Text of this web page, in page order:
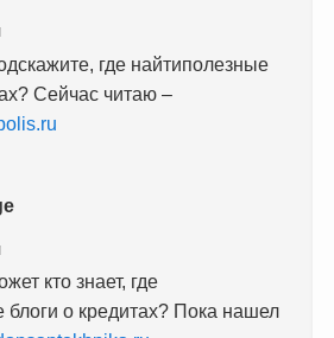
где найтиполезные
Сейчас читаю –
кто знает, где
блоги о кредитах? Пока нашел